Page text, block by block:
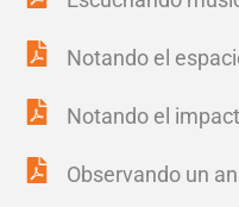
Notando el
Notando el
Observando un